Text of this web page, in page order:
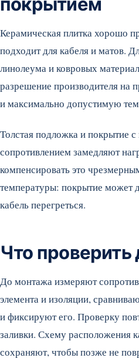
Керамическая плитка хорошо
подходит для кабеля и матов.
линолеума и ковровых
разрешение производителя на
и максимально допустимую
Толстая подложка и покрытие
сопротивлением замедляют
компенсировать это
температуры: покрытие может
кабель перегреться.
Что проверить
До монтажа измеряют
элемента и изоляции,
и фиксируют его. Проверку
заливки. Схему расположения
сохраняют, чтобы позже не